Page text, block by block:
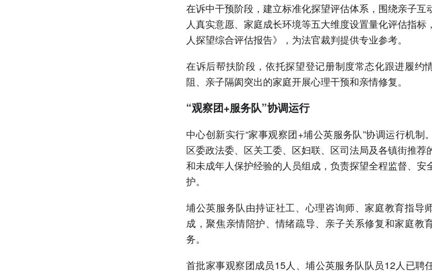
在诉中干预阶段，建立标准化探望评估体系，围绕亲子互
人真实意愿、家庭成长环境等五大维度设置量化评估指标
人探望综合评估报告》，为法官裁判提供专业参考。
在诉后帮扶阶段，依托探望登记册制度常态化跟进履约
阻、亲子隔阂突出的家庭开展心理干预和亲情修复。
“观察团+服务队”协调运行
中心创新实行“家事观察团+埔公英服务队”协调运行机制
区委政法委、区关工委、区妇联、区司法局及各镇街推荐
和未成年人保护经验的人员组成，负责探望全程监督、安
护。
埔公英服务队由持证社工、心理咨询师、家庭教育指导
成，聚焦亲情陪护、情绪疏导、亲子关系修复和家庭教
务。
首批家事观察团成员15人、埔公英服务队队员12人已聘